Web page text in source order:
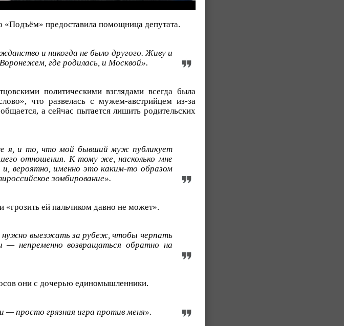
предоставила помощница депутата.
и никогда не было другого. Живу и
где родилась, и Москвой».
политическими взглядами всегда была
что развелась с мужем-австрийцем из-за
а сейчас пытается лишить родительских
я, и то, что мой бывший муж публикует
отношения. К тому же, насколько мне
вероятно, именно это каким-то образом
зомбирование».
«грозить ей пальчиком давно не может».
нужно выезжать за рубеж, чтобы черпать
— непременно возвращаться обратно на
они с дочерью единомышленники.
— просто грязная игра против меня».